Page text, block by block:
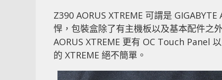
Z390 AORUS XTREME 可謂是
悍，包裝盒除了有主機板以及基本配件之
AORUS XTREME 更有 OC Touch Panel
的 XTREME 絕不簡單。